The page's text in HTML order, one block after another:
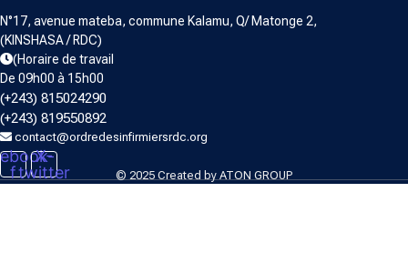
N°17, avenue mateba, commune Kalamu, Q/ Matonge 2,
(KINSHASA / RDC)
(Horaire de travail
De 09h00 à 15h00
(+243) 815024290
(+243) 819550892
contact@ordredesinfirmiersrdc.org
f
X-
twitter
© 2025 Created by ATON GROUP